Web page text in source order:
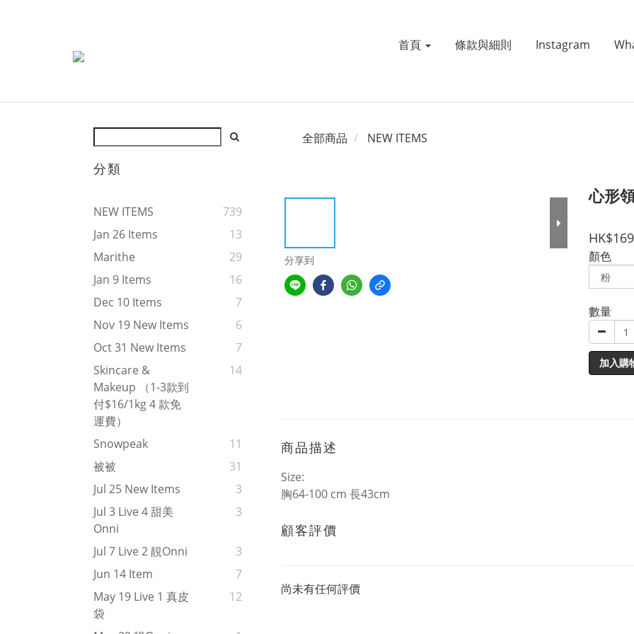
首頁 條款與細則 Instagram
分類
NEW ITEMS
739
Jan 26 Items
13
Marithe
29
Jan 9 Items
16
Dec 10 Items
7
Nov 19 New Items
6
Oct 31 New Items
7
Skincare &
Makeup （1-3款到
付$16/1kg 4 款免
運費）
14
Snowpeak
11
被被
31
Jul 25 New Items
3
Jul 3 Live 4 甜美
Onni
3
Jul 7 Live 2 靚onni
3
Jun 14 Item
7
May 19 Live 1 真皮
袋
12
全部商品 NEW ITEMS
分享到
心形
顏色
數量
加入購
商品描述
Size:
胸64-100 cm 長43cm
顧客評價
尚未有任何評價